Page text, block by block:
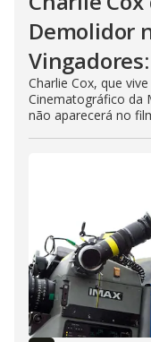
Demolidor
Charlie Cox, que
Cinematográfico da
não aparecerá no